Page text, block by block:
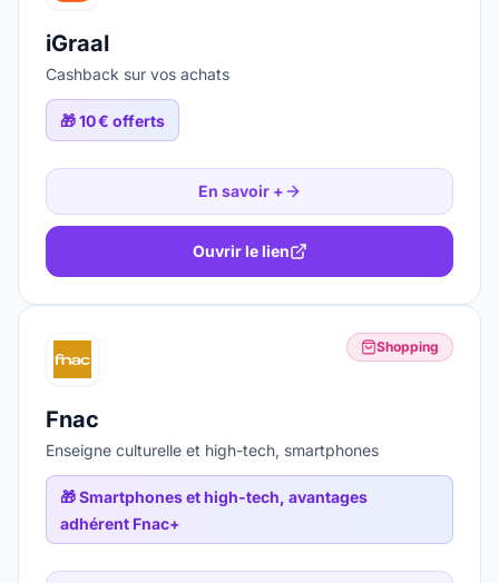
iGraal
Cashback sur vos achats
🎁10 € offerts
En savoir +
Ouvrir le lien
Shopping
Fnac
Enseigne culturelle et high-tech, smartphones
🎁Smartphones et high-tech, avantages
adhérent Fnac+